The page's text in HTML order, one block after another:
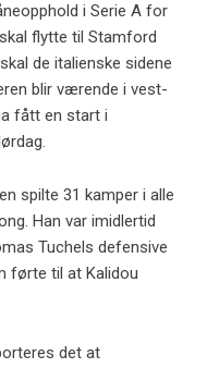
i Serie A for
flytte til Stamford
de italienske sidene
blir værende i vest-
fått en start i
spilte 31 kamper i alle
Han var imidlertid
Tuchels defensive
førte til at Kalidou
det at